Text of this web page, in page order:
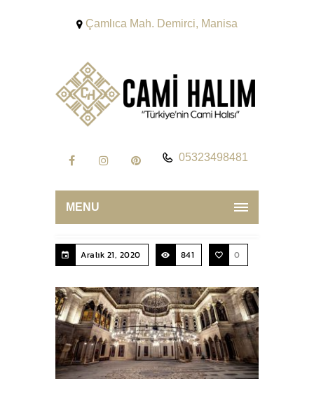
Çamlıca Mah. Demirci, Manisa
05323498481
MENU
Aralık 21, 2020 841 0